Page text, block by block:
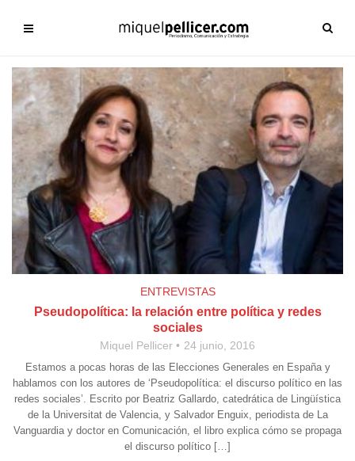
ENTREVISTAS
Pseudopolítica: la relación entre política y redes
sociales
Miquel Pellicer 24 junio, 2016
Estamos a pocas horas de las Elecciones Generales en España y
hablamos con los autores de ‘Pseudopolítica: el discurso político en las
redes sociales’. Escrito por Beatriz Gallardo, catedrática de Lingüística
de la Universitat de Valencia, y Salvador Enguix, periodista de La
Vanguardia y doctor en Comunicación, el libro explica cómo se propaga
el discurso político […]